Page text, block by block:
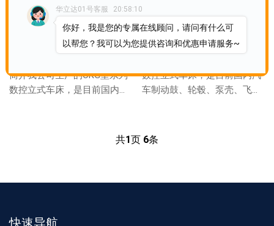
数控立式车床CKG518
简介我公司生产的CKG型系列
数控立式车床，是目前国内汽
数控立式车床CKG5110
数控立式车床，是目前国内汽
车制动鼓、轮毂、泵壳、飞
共1页 6条
华立达01号客服 20:58:10
你好，我是您的专属在线顾问，请问有什么可
以帮您？我可以为您提供咨询和优惠申请服务~